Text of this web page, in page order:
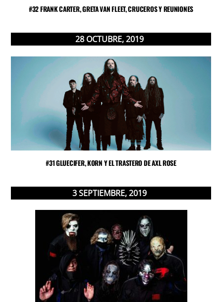
#32 FRANK CARTER, GRETA VAN FLEET, CRUCEROS Y REUNIONES
28 OCTUBRE,2019
#31 GLUECIFER, KORN Y EL TRASTERO DE AXL ROSE
3SEPTIEMBRE,2019